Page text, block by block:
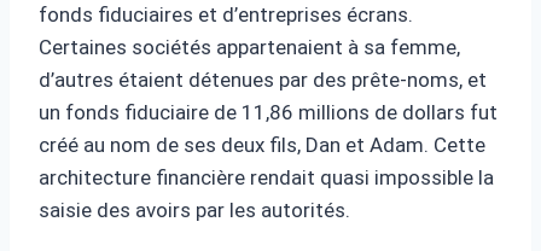
fonds fiduciaires et d’entreprises écrans.
Certaines sociétés appartenaient à sa femme,
d’autres étaient détenues par des prête-noms, et
un fonds fiduciaire de 11,86 millions de dollars fut
créé au nom de ses deux fils, Dan et Adam. Cette
architecture financière rendait quasi impossible la
saisie des avoirs par les autorités.